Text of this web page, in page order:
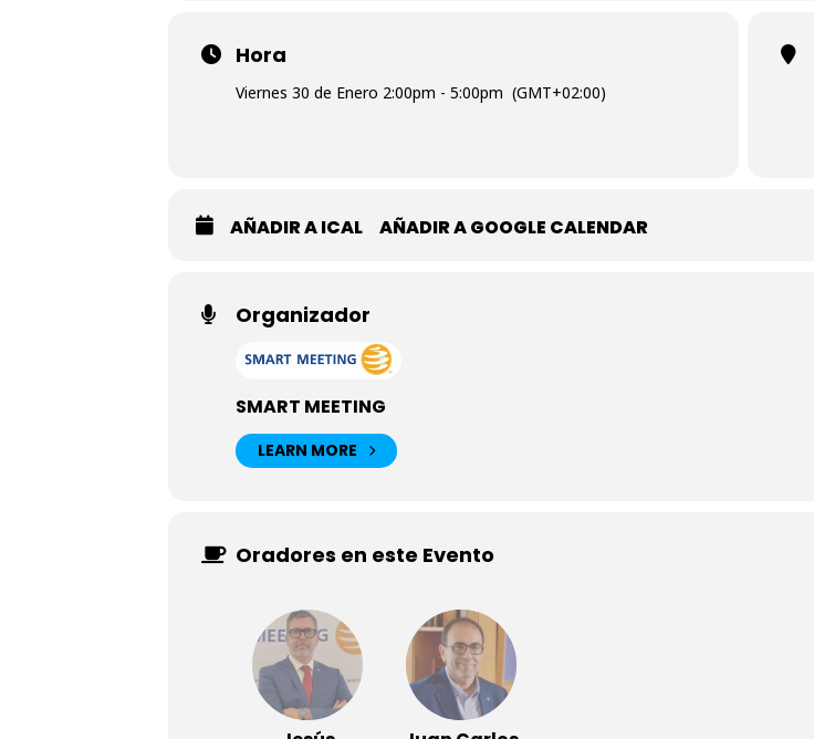
Hora
Viernes 30 de Enero 2:00pm - 5:00pm (GMT+02:00)
AÑADIR A ICAL AÑADIR A GOOGLE CALENDAR
Organizador
SMART MEETING
LEARN MORE
Oradores en este Evento